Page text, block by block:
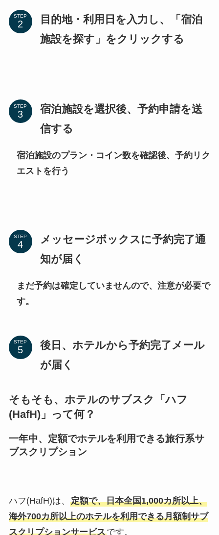
STEP
目的地・利用日を入力し、「宿泊
施設を探す」をクリックする
STEP
宿泊施設を選択後、予約申請を送
信する
宿泊施設のプラン・コイン数を確認後、予約リク
エストを行う
STEP
メッセージボックスに予約完了通
知が届く
まだ予約は確定していませんので、注意が必要で
す。
STEP
後日、ホテルから予約完了メール
が届く
そもそも、ホテルのサブスク「ハフ
(HafH)」って何？
一年中、定額でホテルを利用できる旅行系サ
ブスクリプション
ハフ(HafH)は、 定額で、日本全国1,000カ所以上、
海外700カ所以上のホテルを利用できる月額制サブ
スクリプションサービスです。